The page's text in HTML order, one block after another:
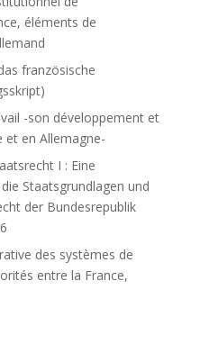
éléments de
französische
-son développement et
et en Allemagne-
I : Eine
Staatsgrundlagen und
der Bundesrepublik
des systèmes de
entre la France,